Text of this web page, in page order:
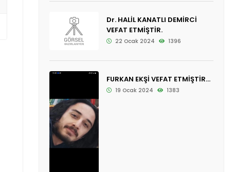
Dr. HALİL KANATLI DEMİRCİ
VEFAT ETMİŞTİR.
22 Ocak 2024 1396
FURKAN EKŞİ VEFAT ETMİŞTİR...
19 Ocak 2024 1383